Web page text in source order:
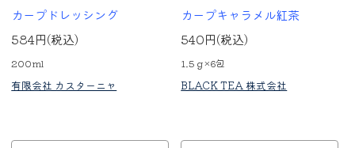
カープドレッシング
584円(税込)
200ml
有限会社 カスターニャ
カープキャラメル紅茶
540円(税込)
1.5ｇ×6包
BLACK TEA 株式会社